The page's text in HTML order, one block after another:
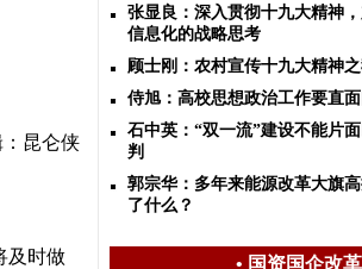
昆仑侠
及时做
张显良：深入贯彻十九大精神
信息化的战略思考
顾士刚：农村宣传十九大精神
侍旭：高校思想政治工作要直
石中英：“双一流”建设不能片
判
郭宗华：多年来能源改革大旗
了什么？
• 国资国企改革